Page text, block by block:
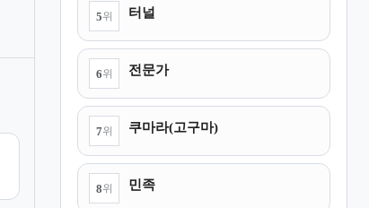
5위 터널
6위 전문가
7위 쿠마라(고구마)
8위 민족